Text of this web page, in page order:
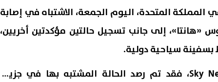
المملكة المتحدة، اليوم الجمعة، الاشتباه في إصابة
«هانتا»، إلى جانب تسجيل حالتين مؤكدتين أخريين،
سياحية دولية.
ووفقًا لما نقلته قناة Sky News، فقد تم رصد الحالة المشتبه بها في جزيرة